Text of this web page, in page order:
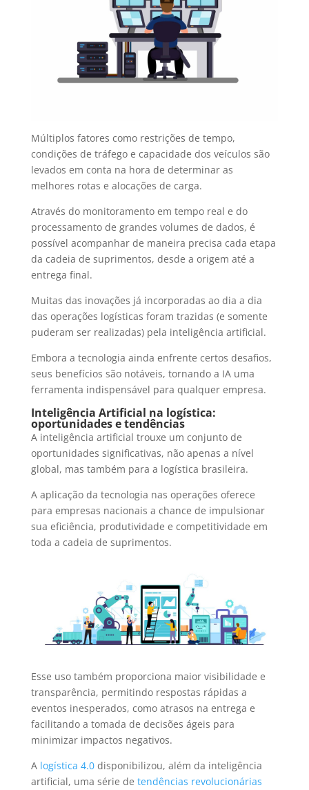
Múltiplos fatores como restrições de tempo,
condições de tráfego e capacidade dos veículos são
levados em conta na hora de determinar as
melhores rotas e alocações de carga.
Através do monitoramento em tempo real e do
processamento de grandes volumes de dados, é
possível acompanhar de maneira precisa cada etapa
da cadeia de suprimentos, desde a origem até a
entrega final.
Muitas das inovações já incorporadas ao dia a dia
das operações logísticas foram trazidas (e somente
puderam ser realizadas) pela inteligência artificial.
Embora a tecnologia ainda enfrente certos desafios,
seus benefícios são notáveis, tornando a IA uma
ferramenta indispensável para qualquer empresa.
Inteligência Artificial na logística:
oportunidades e tendências
A inteligência artificial trouxe um conjunto de
oportunidades significativas, não apenas a nível
global, mas também para a logística brasileira.
A aplicação da tecnologia nas operações oferece
para empresas nacionais a chance de impulsionar
sua eficiência, produtividade e competitividade em
toda a cadeia de suprimentos.
Esse uso também proporciona maior visibilidade e
transparência, permitindo respostas rápidas a
eventos inesperados, como atrasos na entrega e
facilitando a tomada de decisões ágeis para
minimizar impactos negativos.
A logística 4.0disponibilizou, além da inteligência
artificial, uma série de tendências revolucionárias